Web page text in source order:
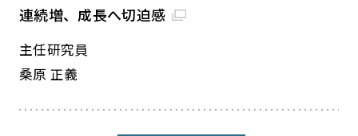
連続増、成長へ切迫感
主任研究員
桑原 正義